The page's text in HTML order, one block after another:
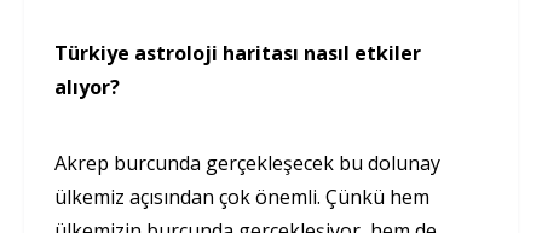
Türkiye astroloji haritası nasıl etkiler
alıyor?
Akrep burcunda gerçekleşecek bu dolunay
ülkemiz açısından çok önemli. Çünkü hem